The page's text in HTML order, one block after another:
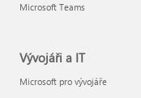
Microsoft Teams
Vývojáři a IT
Microsoft pro vývojáře